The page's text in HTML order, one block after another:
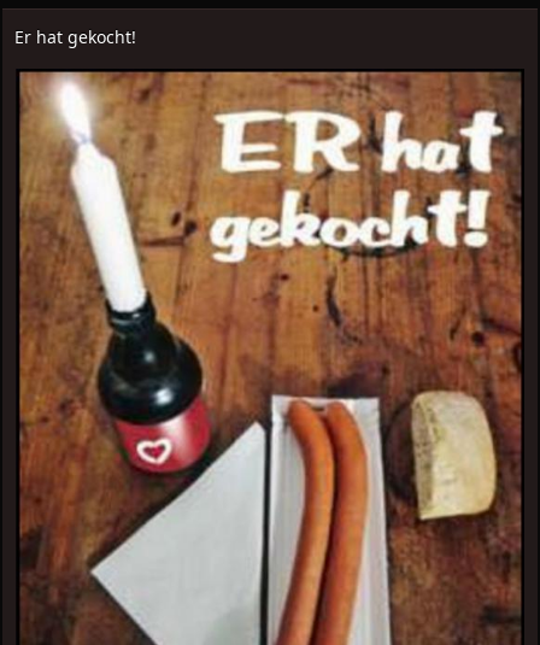
Er hat gekocht!